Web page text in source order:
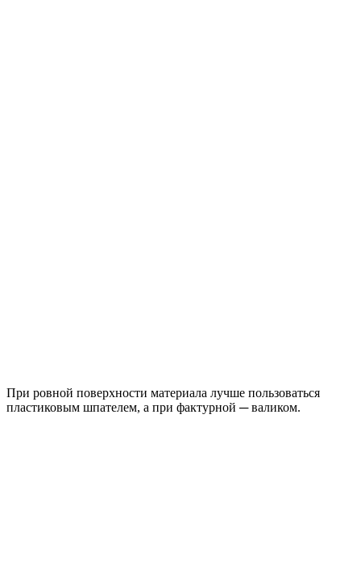
При ровной поверхности материала лучше пользоваться
пластиковым шпателем, а при фактурной ─ валиком.